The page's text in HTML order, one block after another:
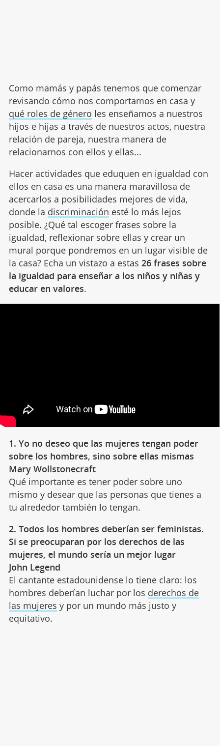
Como mamás y papás tenemos que comenzar
revisando cómo nos comportamos en casa y
qué roles de género les enseñamos a nuestros
hijos e hijas a través de nuestros actos, nuestra
relación de pareja, nuestra manera de
relacionarnos con ellos y ellas...
Hacer actividades que eduquen en igualdad con
ellos en casa es una manera maravillosa de
acercarlos a posibilidades mejores de vida,
donde la discriminación esté lo más lejos
posible. ¿Qué tal escoger frases sobre la
igualdad, reflexionar sobre ellas y crear un
mural porque pondremos en un lugar visible de
la casa? Echa un vistazo a estas 26 frases sobre
la igualdad para enseñar a los niños y niñas y
educar en valores.
1. Yo no deseo que las mujeres tengan poder
sobre los hombres, sino sobre ellas mismas
Mary Wollstonecraft
Qué importante es tener poder sobre uno
mismo y desear que las personas que tienes a
tu alrededor también lo tengan.
2. Todos los hombres deberían ser feministas.
Si se preocuparan por los derechos de las
mujeres, el mundo sería un mejor lugar
John Legend
El cantante estadounidense lo tiene claro: los
hombres deberían luchar por los derechos de
las mujeres y por un mundo más justo y
equitativo.